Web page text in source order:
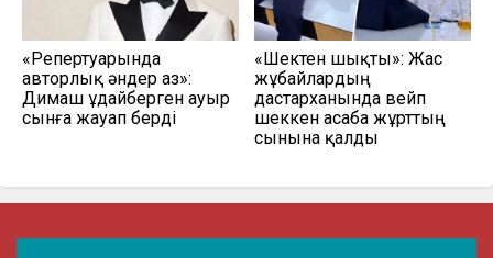
«Репертуарында
авторлық әндер аз»:
Димаш Құдайберген ауыр
сынға жауап берді
«Шектен шықты»: Жас
жұбайлардың
дастарханында вейп
шеккен асаба жұрттың
сынына қалды